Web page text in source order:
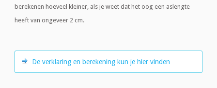
berekenen hoeveel kleiner, als je weet dat het oog een aslengte
heeft van ongeveer 2 cm.
De verklaring en berekening kun je hier vinden